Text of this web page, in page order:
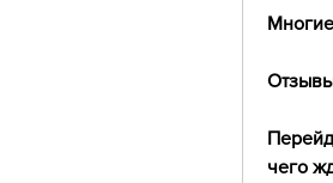
чего